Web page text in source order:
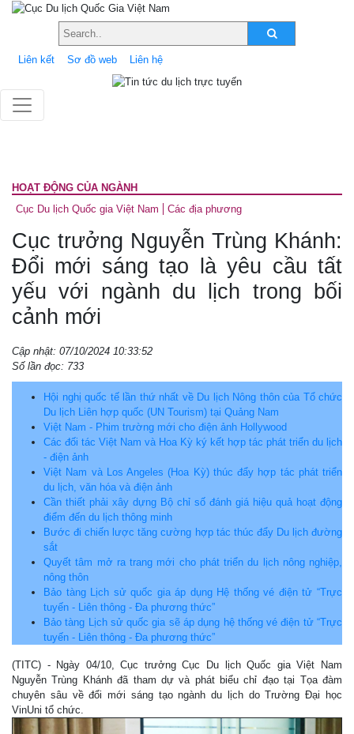
Liên kết Sơ đồ web Liên hệ
HOẠT ĐỘNG CỦA NGÀNH
Cục Du lịch Quốc gia Việt Nam
Các địa phương
Cục trưởng Nguyễn Trùng Khánh:
Đổi mới sáng tạo là yêu cầu tất
yếu với ngành du lịch trong bối
cảnh mới
Cập nhật: 07/10/2024 10:33:52
Số lần đọc: 733
Hội nghị quốc tế lần thứ nhất về Du lịch Nông thôn của Tổ chức
Du lịch Liên hợp quốc (UN Tourism) tại Quảng Nam
Việt Nam - Phim trường mới cho điện ảnh Hollywood
Các đối tác Việt Nam và Hoa Kỳ ký kết hợp tác phát triển du lịch
- điện ảnh
Việt Nam và Los Angeles (Hoa Kỳ) thúc đẩy hợp tác phát triển
du lịch, văn hóa và điện ảnh
Cần thiết phải xây dựng Bộ chỉ số đánh giá hiệu quả hoạt động
điểm đến du lịch thông minh
Bước đi chiến lược tăng cường hợp tác thúc đẩy Du lịch đường
sắt
Quyết tâm mở ra trang mới cho phát triển du lịch nông nghiệp,
nông thôn
Bảo tàng Lịch sử quốc gia áp dụng Hệ thống vé điện tử “Trực
tuyến - Liên thông - Đa phương thức”
Bảo tàng Lịch sử quốc gia sẽ áp dụng hệ thống vé điện tử “Trực
tuyến - Liên thông - Đa phương thức”
(TITC) - Ngày 04/10, Cục trưởng Cục Du lịch Quốc gia Việt Nam
Nguyễn Trùng Khánh đã tham dự và phát biểu chỉ đạo tại Tọa đàm
chuyên sâu về đổi mới sáng tạo ngành du lịch do Trường Đại học
VinUni tổ chức.